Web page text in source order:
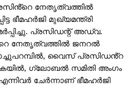
നേതൃത്വത്തിൽ
ഭീമഹർജി മുഖ്യമന്ത്രി
പ്രസിഡന്റ് അഡ്വ.
നേതൃത്വത്തിൽ ജനറൽ
വൈസ് പ്രസിഡൻ്റ
ഗ്ലോബൽ സമിതി അംഗം
ചേർന്നാണ് ഭീമഹർജി